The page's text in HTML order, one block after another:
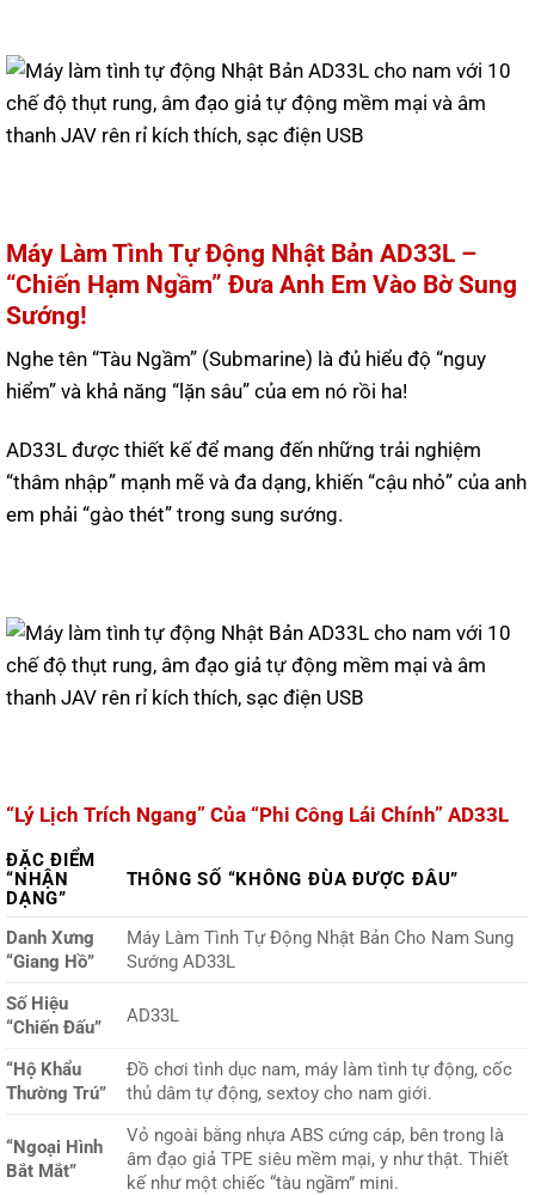
Máy Làm Tình Tự Động Nhật Bản AD33L –
“Chiến Hạm Ngầm” Đưa Anh Em Vào Bờ Sung
Sướng!
Nghe tên “Tàu Ngầm” (Submarine) là đủ hiểu độ “nguy
hiểm” và khả năng “lặn sâu” của em nó rồi ha!
AD33L được thiết kế để mang đến những trải nghiệm
“thâm nhập” mạnh mẽ và đa dạng, khiến “cậu nhỏ” của anh
em phải “gào thét” trong sung sướng.
“Lý Lịch Trích Ngang” Của “Phi Công Lái Chính” AD33L
ĐẶC ĐIỂM
“NHẬN
DẠNG”
THÔNG SỐ “KHÔNG ĐÙA ĐƯỢC ĐÂU”
Danh Xưng
“Giang Hồ”
Máy Làm Tình Tự Động Nhật Bản Cho Nam Sung
Sướng AD33L
Số Hiệu
“Chiến Đấu”
AD33L
“Hộ Khẩu
Thường Trú”
Đồ chơi tình dục nam, máy làm tình tự động, cốc
thủ dâm tự động, sextoy cho nam giới.
“Ngoại Hình
Bắt Mắt”
Vỏ ngoài bằng nhựa ABS cứng cáp, bên trong là
âm đạo giả TPE siêu mềm mại, y như thật. Thiết
kế như một chiếc “tàu ngầm” mini.